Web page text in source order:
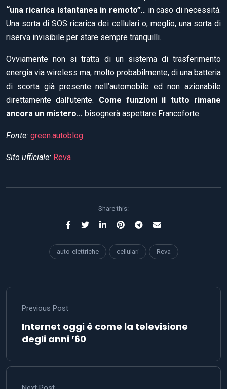
“una ricarica istantanea in remoto”… in caso di necessità.
Una sorta di SOS ricarica dei cellulari o, meglio, una sorta di
riserva invisibile per stare sempre tranquilli.
Ovviamente non si tratta di un sistema di trasferimento
energia via wireless ma, molto probabilmente, di una batteria
di scorta già presente nell’automobile ed non azionabile
direttamente dall’utente. Come funzioni il tutto rimane
ancora un mistero… bisognerà aspettare Francoforte.
Fonte: green.autoblog
Sito ufficiale: Reva
Share this:
auto-elettriche cellulari Reva
Previous Post
Internet oggi è come la televisione
degli anni ’60